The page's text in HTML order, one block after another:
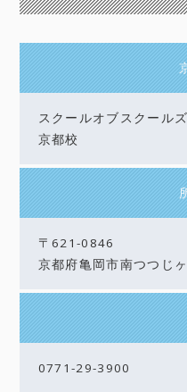
スクールオブスクールズ
京都校
〒621-0846
京都府亀岡市南つつじ
0771-29-3900